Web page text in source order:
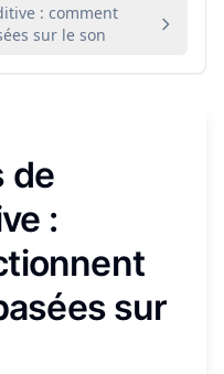
: comment
sur le son
de
:
sur